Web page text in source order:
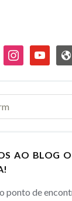
instagramyoutube
site
AO BLOG
ponto de